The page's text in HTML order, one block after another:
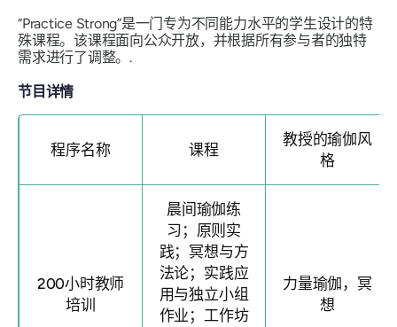
“Practice Strong”是一门专为不同能力水平的学生设计的特
殊课程。该课程面向公众开放，并根据所有参与者的独特
需求进行了调整。.
节目详情
程序名称 课程
教授的瑜伽风
格
200小时教师
培训
晨间瑜伽练
习；原则实
践；冥想与方
法论；实践应
用与独立小组
作业；工作坊
力量瑜伽，冥
想